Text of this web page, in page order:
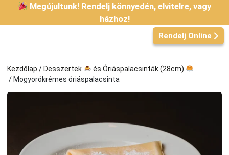
Kilépés
tartalomba
Megújultunk! Rendelj könnyedén, elvitelre, vagy
házhoz!
Rendelj Online
Kezdőlap /Desszertek
és Óriáspalacsinták (28cm)
/ Mogyorókrémes óriáspalacsinta